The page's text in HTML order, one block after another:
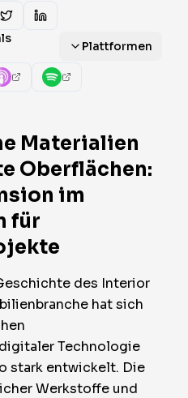
Plattformen
Materialien
Oberflächen:
im
für
des Interior
hat sich
Technologie
stark entwickelt. Die
Werkstoffe und